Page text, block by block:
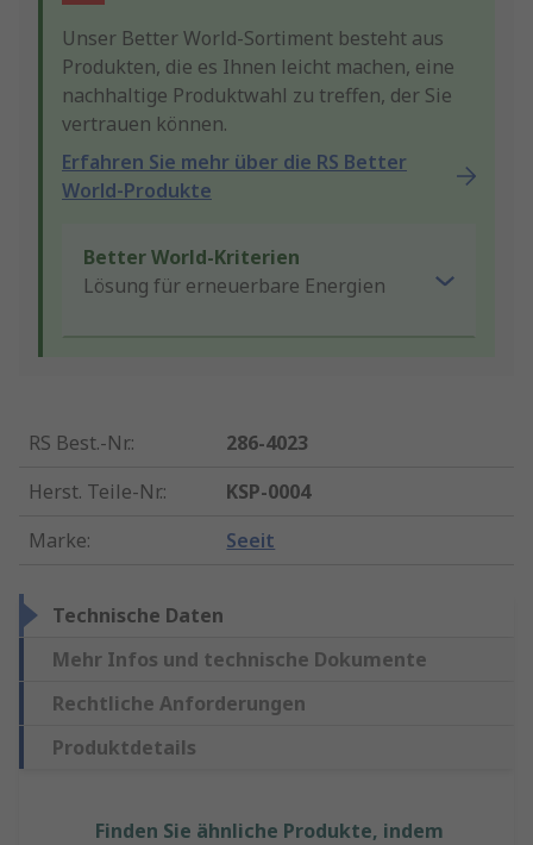
Unser Better World-Sortiment besteht aus
Produkten, die es Ihnen leicht machen, eine
nachhaltige Produktwahl zu treffen, der Sie
vertrauen können.
Erfahren Sie mehr über die RS Better
World-Produkte
Better World-Kriterien
Lösung für erneuerbare Energien
RS Best.-Nr.:
286-4023
Herst. Teile-Nr.:
KSP-0004
Marke: Seeit
Technische Daten
Mehr Infos und technische Dokumente
Rechtliche Anforderungen
Produktdetails
Finden Sie ähnliche Produkte, indem